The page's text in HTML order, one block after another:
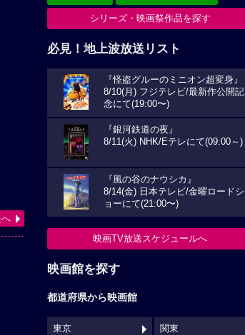
シリーズ・映画祭作品を探す
必見！地上波放送リスト
『怪盗グルーのミニオン超変身』
8/10(月) フジテレビ/最新作公開記
念にて(19:00〜)
『銀河鉄道の夜』
8/11(火) NHK/Eテレにて(09:00～)
『風の谷のナウシカ』
8/14(金) 日本テレビ/金曜ロードシ
ョーにて(21:00〜)
映画TV放送スケジュールへ
映画館を探す
都道府県から映画館
東京 関東